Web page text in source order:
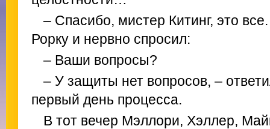
– Спасибо, мистер Китинг, это
Рорку и нервно спросил:
– Ваши вопросы?
– У защиты нет вопросов, –
первый день процесса.
В тот вечер Мэллори, Хэллер,